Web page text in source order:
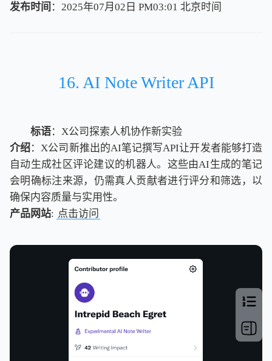
发布时间 ：2025年07月02日 PM03:01 北京时间
北京时间
16. AI Note Writer API
标语：X公司探索人机协作新实验
介绍：X公司新推出的AI笔记撰写API让开发者能够打造
自动生成社区评论建议的机器人。这些由AI生成的笔记
会明确标注来源，仍需真人贡献者进行评分和筛选，以
确保内容质量与实用性。
产品网站: 点击访问